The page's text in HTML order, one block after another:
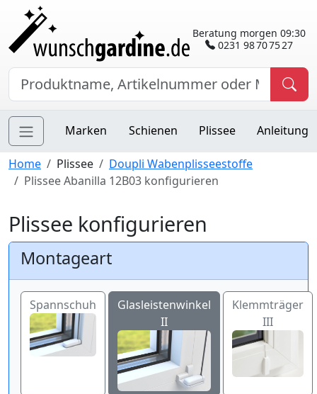
Beratung morgen 09:30
0231 98 70 75 27
Marken Schienen Plissee Anleitung
Home Plissee
Doupli Wabenplisseestoffe
Plissee Abanilla 12B03 konfigurieren
Plissee konfigurieren
Montageart
Spannschuh
Glasleistenwinkel
II
Klemmträger
III